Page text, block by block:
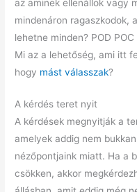
az aminek ellenállok vagy
mindenáron ragaszkodok,
lehetne minden? POD POC
Mi az a lehetőség, ami itt
hogy mást válasszak?
A kérdés teret nyit
A kérdések megnyitják a
amelyek addig nem
nézőpontjaink miatt. Ha a
csökken, akkor